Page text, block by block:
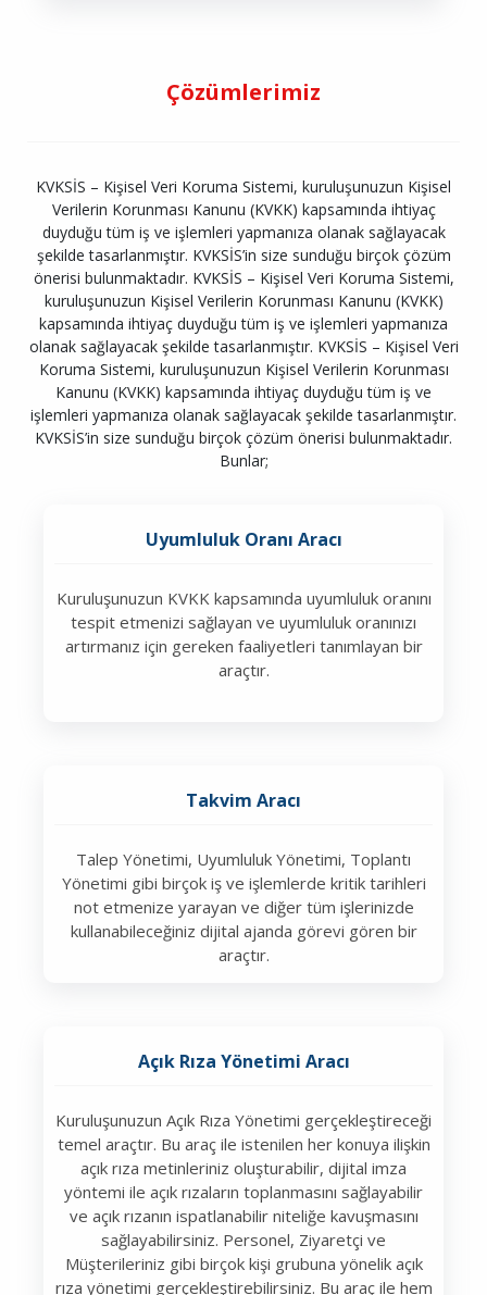
Çözümlerimiz
KVKSİS – Kişisel Veri Koruma Sistemi, kuruluşunuzun Kişisel
Verilerin Korunması Kanunu (KVKK) kapsamında ihtiyaç
duyduğu tüm iş ve işlemleri yapmanıza olanak sağlayacak
şekilde tasarlanmıştır. KVKSİS’in size sunduğu birçok çözüm
önerisi bulunmaktadır. KVKSİS – Kişisel Veri Koruma Sistemi,
kuruluşunuzun Kişisel Verilerin Korunması Kanunu (KVKK)
kapsamında ihtiyaç duyduğu tüm iş ve işlemleri yapmanıza
olanak sağlayacak şekilde tasarlanmıştır. KVKSİS – Kişisel Veri
Koruma Sistemi, kuruluşunuzun Kişisel Verilerin Korunması
Kanunu (KVKK) kapsamında ihtiyaç duyduğu tüm iş ve
işlemleri yapmanıza olanak sağlayacak şekilde tasarlanmıştır.
KVKSİS’in size sunduğu birçok çözüm önerisi bulunmaktadır.
Bunlar;
Uyumluluk Oranı Aracı
Kuruluşunuzun KVKK kapsamında uyumluluk oranını
tespit etmenizi sağlayan ve uyumluluk oranınızı
artırmanız için gereken faaliyetleri tanımlayan bir
araçtır.
Takvim Aracı
Talep Yönetimi, Uyumluluk Yönetimi, Toplantı
Yönetimi gibi birçok iş ve işlemlerde kritik tarihleri
not etmenize yarayan ve diğer tüm işlerinizde
kullanabileceğiniz dijital ajanda görevi gören bir
araçtır.
Açık Rıza Yönetimi Aracı
Kuruluşunuzun Açık Rıza Yönetimi gerçekleştireceği
temel araçtır. Bu araç ile istenilen her konuya ilişkin
açık rıza metinleriniz oluşturabilir, dijital imza
yöntemi ile açık rızaların toplanmasını sağlayabilir
ve açık rızanın ispatlanabilir niteliğe kavuşmasını
sağlayabilirsiniz. Personel, Ziyaretçi ve
Müşterileriniz gibi birçok kişi grubuna yönelik açık
rıza yönetimi gerçekleştirebilirsiniz. Bu araç ile hem